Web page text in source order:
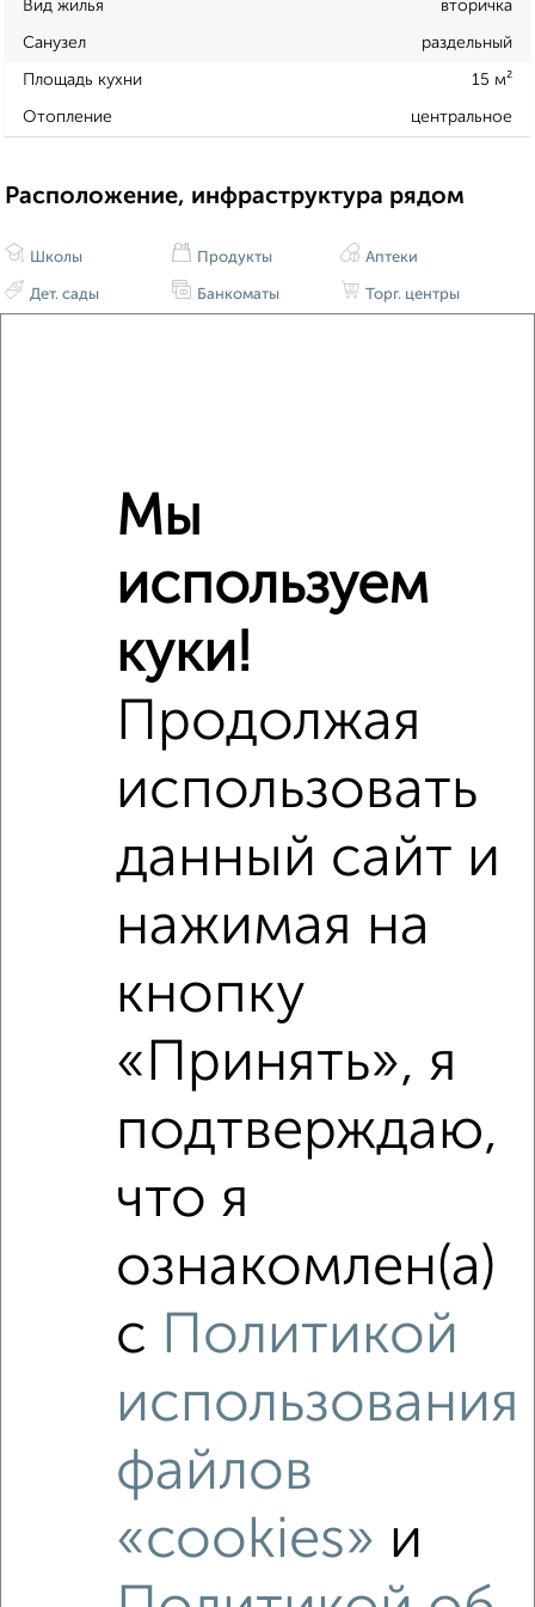
Вид жилья вторичка
Санузел раздельный
Площадь кухни 15 м²
Отопление центральное
Расположение, инфраструктура рядом
Школы
Дет. сады
Продукты
Банкоматы
Аптеки
Торг. центры
2‑комнатные квартиры с похожей площадью ±10%
6 850 000
6 550 000
Средняя цена район
Это предложение
2‑комнатные квартиры недалеко от Раздольная 41А
Мы
используем
куки!
Продолжая
использовать
данный сайт и
нажимая на
кнопку
«Принять», я
подтверждаю,
что я
ознакомлен(а)
с Политикой
использования
файлов
«cookies» и